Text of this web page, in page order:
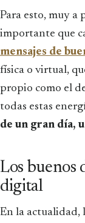
Para esto, muy a
importante que
mensajes de
física o virtual,
propio como el
todas estas
de un gran día,
Los buenos
digital
En la actualidad,